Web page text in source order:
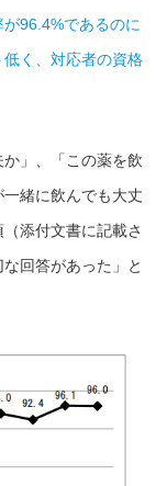
96.4%であるのに
く、対応者の資格
」、「この薬を飲
緒に飲んでも大丈
添付文書に記載さ
回答があった」と